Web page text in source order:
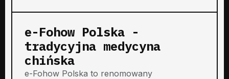
e-Fohow Polska -
tradycyjna medycyna
chińska
e-Fohow Polska to renomowany